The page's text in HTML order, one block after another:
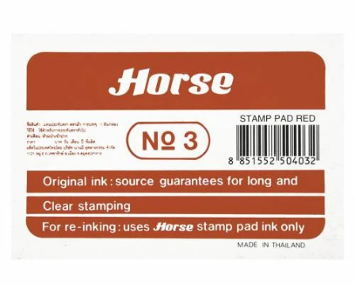
Contacto
0,00€
¡Imprimir!